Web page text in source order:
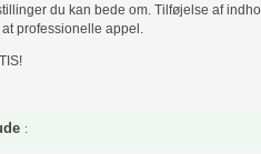
du kan bede om. Tilføjelse af
professionelle appel.
: